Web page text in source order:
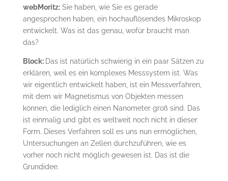
webMoritz:Sie haben, wie Sie es gerade
angesprochen haben, ein hochauflösendes Mikroskop
entwickelt. Was ist das genau, wofür braucht man
das?
Block: Das ist natürlich schwierig in ein paar Sätzen zu
erklären, weil es ein komplexes Messsystem ist. Was
wir eigentlich entwickelt haben, ist ein Messverfahren,
mit dem wir Magnetismus von Objekten messen
können, die lediglich einen Nanometer groß sind. Das
ist einmalig und gibt es weltweit noch nicht in dieser
Form. Dieses Verfahren soll es uns nun ermöglichen,
Untersuchungen an Zellen durchzuführen, wie es
vorher noch nicht möglich gewesen ist. Das ist die
Grundidee.